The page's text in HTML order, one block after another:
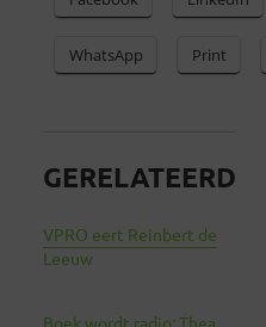
WhatsApp Print
GERELATEERD
VPRO eert Reinbert de
Leeuw
Boek wordt radio: Thea